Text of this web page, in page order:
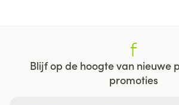
Blijf op de hoogte van nieuwe
promoties